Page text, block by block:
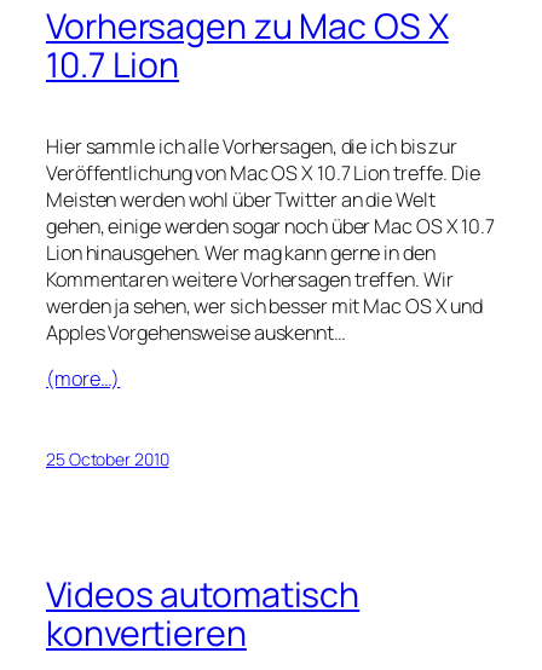
Vorhersagen zu Mac OS X
10.7 Lion
Hier sammle ich alle Vorhersagen, die ich bis zur
Veröffentlichung von Mac OS X 10.7 Lion treffe. Die
Meisten werden wohl über Twitter an die Welt
gehen, einige werden sogar noch über Mac OS X 10.7
Lion hinausgehen. Wer mag kann gerne in den
Kommentaren weitere Vorhersagen treffen. Wir
werden ja sehen, wer sich besser mit Mac OS X und
Apples Vorgehensweise auskennt…
(more…)
25 October 2010
Videos automatisch
konvertieren